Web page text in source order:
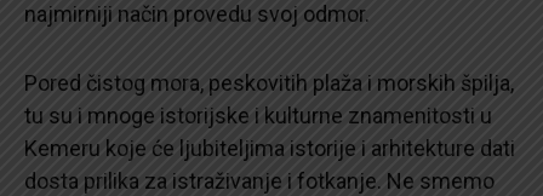
najmirniji način provedu svoj odmor.
Pored čistog mora, peskovitih plaža i morskih špilja,
tu su i mnoge istorijske i kulturne znamenitosti u
Kemeru koje će ljubiteljima istorije i arhitekture dati
dosta prilika za istraživanje i fotkanje. Ne smemo